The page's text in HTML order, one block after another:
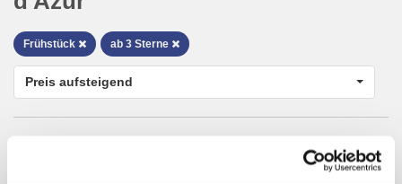
Frühstück ab 3 Sterne
Preis aufsteigend